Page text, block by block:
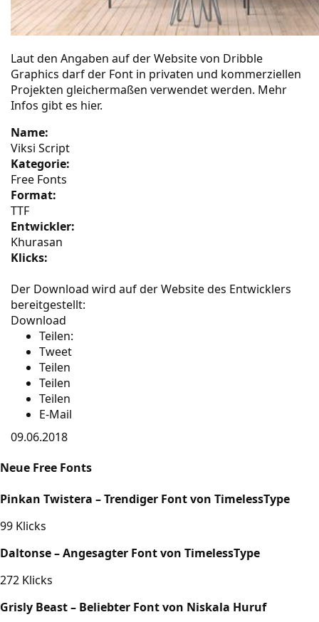
Laut den Angaben auf der Website von Dribble
Graphics darf der Font in privaten und kommerziellen
Projekten gleichermaßen verwendet werden. Mehr
Infos gibt es hier.
Name:
Viksi Script
Kategorie:
Free Fonts
Format:
TTF
Entwickler:
Khurasan
Klicks:
Der Download wird auf der Website des Entwicklers
bereitgestellt:
Download
Teilen:
Tweet
Teilen
Teilen
Teilen
E-Mail
09.06.2018
Neue Free Fonts
Pinkan Twistera – Trendiger Font von TimelessType
99 Klicks
Daltonse – Angesagter Font von TimelessType
272 Klicks
Grisly Beast – Beliebter Font von Niskala Huruf